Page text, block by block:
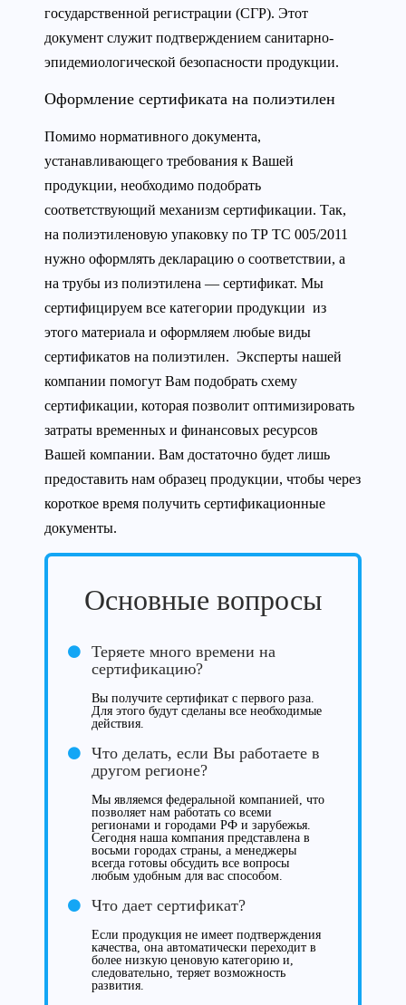
государственной регистрации (СГР). Этот
документ служит подтверждением санитарно-
эпидемиологической безопасности продукции.
Оформление сертификата на полиэтилен
Помимо нормативного документа,
устанавливающего требования к Вашей
продукции, необходимо подобрать
соответствующий механизм сертификации. Так,
на полиэтиленовую упаковку по ТР ТС 005/2011
нужно оформлять декларацию о соответствии, а
на трубы из полиэтилена — сертификат. Мы
сертифицируем все категории продукции из
этого материала и оформляем любые виды
сертификатов на полиэтилен. Эксперты нашей
компании помогут Вам подобрать схему
сертификации, которая позволит оптимизировать
затраты временных и финансовых ресурсов
Вашей компании. Вам достаточно будет лишь
предоставить нам образец продукции, чтобы через
короткое время получить сертификационные
документы.
Основные вопросы
Теряете много времени на
сертификацию?
Вы получите сертификат с первого раза.
Для этого будут сделаны все необходимые
действия.
Что делать, если Вы работаете в
другом регионе?
Мы являемся федеральной компанией, что
позволяет нам работать со всеми
регионами и городами РФ и зарубежья.
Сегодня наша компания представлена в
восьми городах страны, а менеджеры
всегда готовы обсудить все вопросы
любым удобным для вас способом.
Что дает сертификат?
Если продукция не имеет подтверждения
качества, она автоматически переходит в
более низкую ценовую категорию и,
следовательно, теряет возможность
развития.